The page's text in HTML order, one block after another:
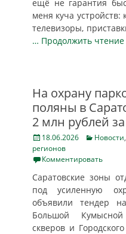
ещё не гарантия
меня куча
телевизоры,
… Продолжить
На охрану
поляны в
2 млн рублей
Posted
on
18.06.2026 Categories
Новости,
регионов
Комментировать
Саратовские зоны
под усиленную
объявили тендер
Большой
скверов и